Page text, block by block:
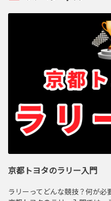
京都トヨタのラリー入門
ラリーってどんな競技？何が必